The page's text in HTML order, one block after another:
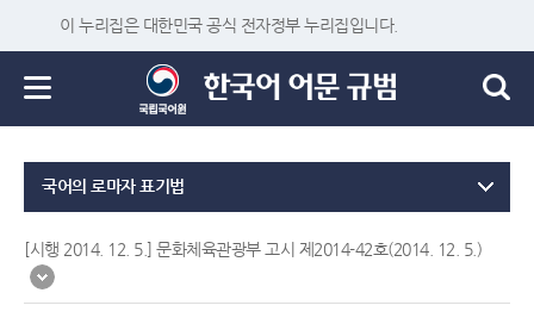
이 누리집은 대한민국 공식 전자정부 누리집입니다.
국어의 로마자 표기법
[시행 2014. 12. 5.] 문화체육관광부 고시 제2014-42호(2014. 12. 5.)